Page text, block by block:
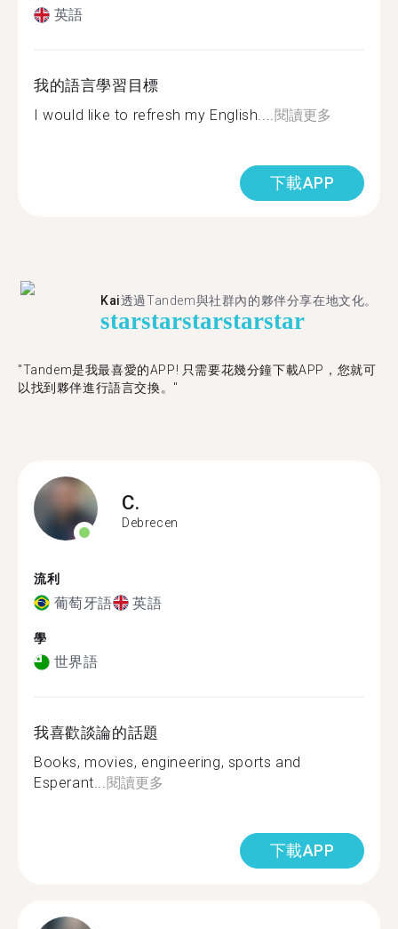
英語
我的語言學習目標
I would like to refresh my English....閱讀更多
下載APP
Kai透過Tandem與社群內的夥伴分享在地文化。
starstarstarstarstar
"Tandem是我最喜愛的APP! 只需要花幾分鐘下載APP，您就可
以找到夥伴進行語言交換。"
C.
Debrecen
流利
葡萄牙語 英語
學
世界語
我喜歡談論的話題
Books, movies, engineering, sports and
Esperant...閱讀更多
下載APP